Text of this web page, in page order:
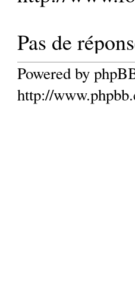
Pas de
Powered by
http://